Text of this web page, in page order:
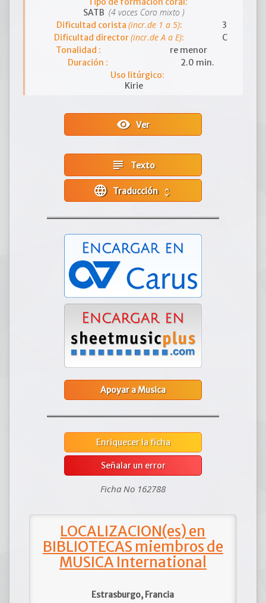
SATB (4 voces Coro mixto )
Dificultad corista (incr.de 1 a 5):
3
Dificultad director(incr.de A a E):
C
Tonalidad :
re menor
Duración :
2.0 min.
Uso litúrgico:
Kirie
visibility Ver
subject Texto
language unfold_more
Apoyar a Musica
Enriquecer la ficha
Señalar un error
Ficha No 162788
LOCALIZACION(es) en
BIBLIOTECAS miembros de
MUSICA International
Estrasburgo, Francia